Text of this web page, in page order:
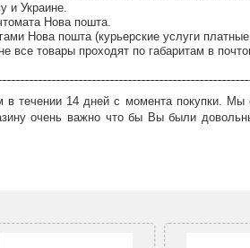
и Украине.
Нова пошта.
Нова пошта (курьерские услуги
все товары проходят по габаритам в
в течении 14 дней с момента покупки.
очень важно что бы Вы были